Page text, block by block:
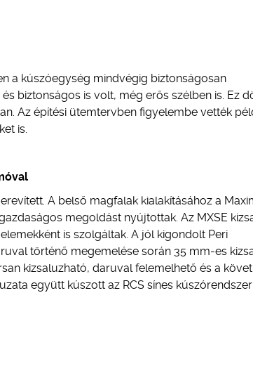
a kúszóegység mindvégig biztonságosan
biztonságos is volt, még erős szélben is. Ez
Az építési ütemtervben figyelembe vették
is.
A belső magfalak kialakításához a
megoldást nyújtottak. Az MXSE
is szolgáltak. A jól kigondolt Peri
történő megemelése során 35 mm-es
kizsaluzható, daruval felemelhető és a
együtt kúszott az RCS sínes